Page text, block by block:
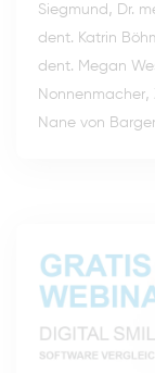
Siegmund , Dr.
dent. Katrin
dent. Megan
Nonnenmacher,
Nane von